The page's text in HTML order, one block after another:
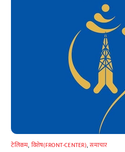
टेलिकम, विशेष(FRONT-CENTER),समाचार